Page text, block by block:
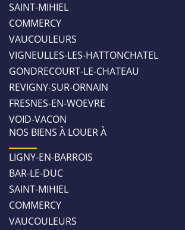
SAINT-MIHIEL
COMMERCY
VAUCOULEURS
VIGNEULLES-LES-HATTONCHATEL
GONDRECOURT-LE-CHATEAU
REVIGNY-SUR-ORNAIN
FRESNES-EN-WOEVRE
VOID-VACON
NOS BIENS À LOUER À
LIGNY-EN-BARROIS
BAR-LE-DUC
SAINT-MIHIEL
COMMERCY
VAUCOULEURS